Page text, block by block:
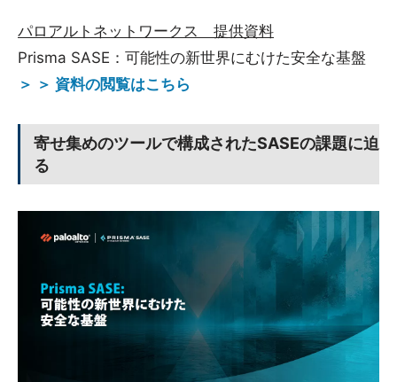
パロアルトネットワークス 提供資料
Prisma SASE：可能性の新世界にむけた安全な基盤
＞ ＞ 資料の閲覧はこちら
寄せ集めのツールで構成されたSASEの課題に迫
る